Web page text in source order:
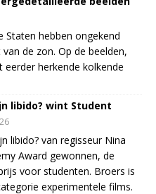
Staten hebben ongekend
de zon. Op de beelden,
herkende kolkende
libido? wint Student
libido? van regisseur Nina
Award gewonnen, de
voor studenten. Broers is
experimentele films.